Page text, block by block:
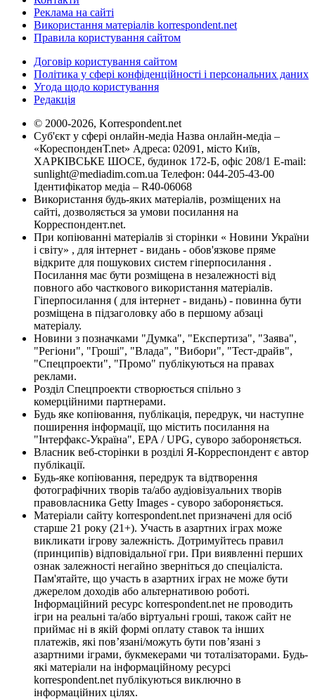
Реклама на сайті
Використання матеріалів korrespondent.net
Правила користування сайтом
Договір користування сайтом
Політика у сфері конфіденційності і персональних даних
Угода щодо користування
Редакція
© 2000-2026, Korrespondent.net
Суб'єкт у сфері онлайн-медіа Назва онлайн-медіа –
«КореспонденТ.net» Адреса: 02091, місто Київ,
ХАРКІВСЬКЕ ШОСЕ, будинок 172-Б, офіс 208/1 E-mail:
sunlight@mediadim.com.ua Телефон: 044-205-43-00
Ідентифікатор медіа – R40-06068
Використання будь-яких матеріалів, розміщених на
сайті, дозволяється за умови посилання на
Корреспондент.net.
При копіюванні матеріалів зі сторінки « Новини України
і світу» , для інтернет - видань - обов'язкове пряме
відкрите для пошукових систем гіперпосилання .
Посилання має бути розміщена в незалежності від
повного або часткового використання матеріалів.
Гіперпосилання ( для інтернет - видань) - повинна бути
розміщена в підзаголовку або в першому абзаці
матеріалу.
Новини з позначками "Думка", "Експертиза", "Заява",
"Регіони", "Гроші", "Влада", "Вибори", "Тест-драйв",
"Спецпроекти", "Промо" публікуються на правах
реклами.
Розділ Спецпроекти створюється спільно з
комерційними партнерами.
Будь яке копіювання, публікація, передрук, чи наступне
поширення інформації, що містить посилання на
"Інтерфакс-Україна", EPA / UPG, суворо забороняється.
Власник веб-сторінки в розділі Я-Корреспондент є автор
публікації.
Будь-яке копіювання, передрук та відтворення
фотографічних творів та/або аудіовізуальних творів
правовласника Getty Images - суворо забороняється.
Матеріали сайту korrespondent.net призначені для осіб
старше 21 року (21+). Участь в азартних іграх може
викликати ігрову залежність. Дотримуйтесь правил
(принципів) відповідальної гри. При виявленні перших
ознак залежності негайно зверніться до спеціаліста.
Пам'ятайте, що участь в азартних іграх не може бути
джерелом доходів або альтернативою роботі.
Інформаційний ресурс korrespondent.net не проводить
ігри на реальні та/або віртуальні гроші, також сайт не
приймає ні в якій формі оплату ставок та інших
платежів, які пов’язані/можуть бути пов’язані з
азартними іграми, букмекерами чи тоталізаторами. Будь-
які матеріали на інформаційному ресурсі
korrespondent.net публікуються виключно в
інформаційних цілях.